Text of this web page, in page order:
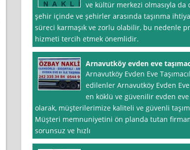
ve kültür merkezi olmasıyla
şehir içinde ve şehirler arasında taşınma
süreci karmaşık ve zorlu olabilir, bu nedenle
hizmeti tercih etmek önemlidir.
Arnavutköy evden eve
Arnavutköy Evden Eve
edilenler Arnavutköy Evden Eve
en köklü ve güvenilir evden eve
olarak, müşterilerimize kaliteli ve güvenli
Müşteri memnuniyetini ön planda tutan
sorunsuz ve hızlı